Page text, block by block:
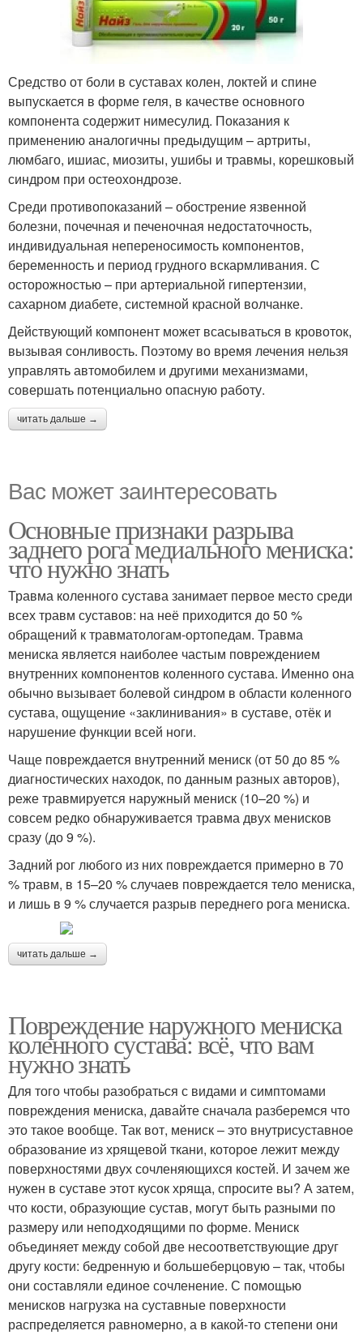
Средство от боли в суставах колен, локтей и спине
выпускается в форме геля, в качестве основного
компонента содержит нимесулид. Показания к
применению аналогичны предыдущим – артриты,
люмбаго, ишиас, миозиты, ушибы и травмы, корешковый
синдром при остеохондрозе.
Среди противопоказаний – обострение язвенной
болезни, почечная и печеночная недостаточность,
индивидуальная непереносимость компонентов,
беременность и период грудного вскармливания. С
осторожностью – при артериальной гипертензии,
сахарном диабете, системной красной волчанке.
Действующий компонент может всасываться в кровоток,
вызывая сонливость. Поэтому во время лечения нельзя
управлять автомобилем и другими механизмами,
совершать потенциально опасную работу.
читать дальше →
Вас может заинтересовать
Основные признаки разрыва
заднего рога медиального мениска:
что нужно знать
Травма коленного сустава занимает первое место среди
всех травм суставов: на неё приходится до 50 %
обращений к травматологам-ортопедам. Травма
мениска является наиболее частым повреждением
внутренних компонентов коленного сустава. Именно она
обычно вызывает болевой синдром в области коленного
сустава, ощущение «заклинивания» в суставе, отёк и
нарушение функции всей ноги.
Чаще повреждается внутренний мениск (от 50 до 85 %
диагностических находок, по данным разных авторов),
реже травмируется наружный мениск (10–20 %) и
совсем редко обнаруживается травма двух менисков
сразу (до 9 %).
Задний рог любого из них повреждается примерно в 70
% травм, в 15–20 % случаев повреждается тело мениска,
и лишь в 9 % случается разрыв переднего рога мениска.
читать дальше →
Повреждение наружного мениска
коленного сустава: всё, что вам
нужно знать
Для того чтобы разобраться с видами и симптомами
повреждения мениска, давайте сначала разберемся что
это такое вообще. Так вот, мениск – это внутрисуставное
образование из хрящевой ткани, которое лежит между
поверхностями двух сочленяющихся костей. И зачем же
нужен в суставе этот кусок хряща, спросите вы? А затем,
что кости, образующие сустав, могут быть разными по
размеру или неподходящими по форме. Мениск
объединяет между собой две несоответствующие друг
другу кости: бедренную и большеберцовую – так, чтобы
они составляли единое сочленение. С помощью
менисков нагрузка на суставные поверхности
распределяется равномерно, а в какой-то степени они